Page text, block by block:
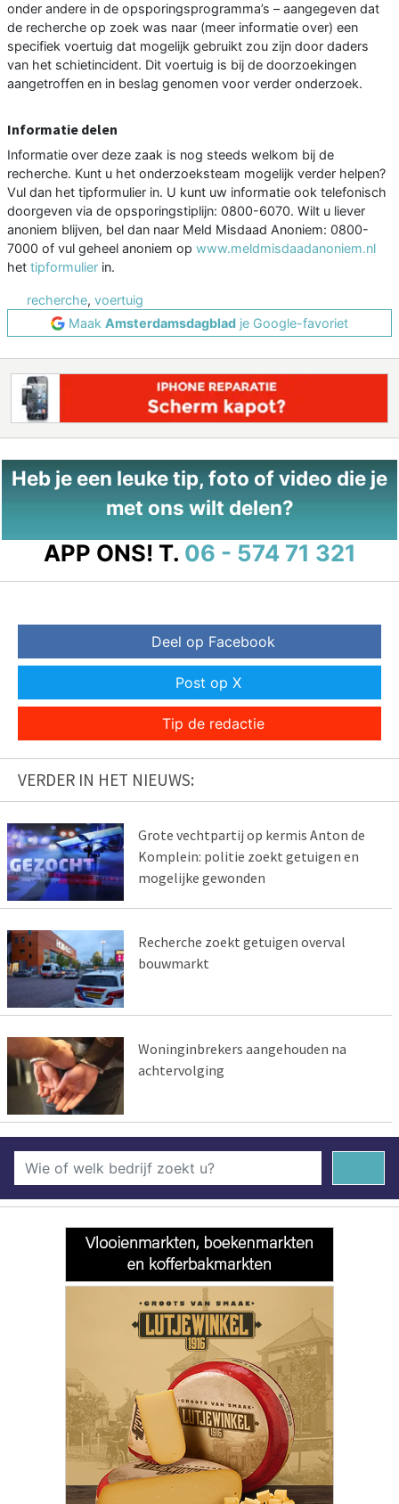
onder andere in de opsporingsprogramma’s – aangegeven dat
de recherche op zoek was naar (meer informatie over) een
specifiek voertuig dat mogelijk gebruikt zou zijn door daders
van het schietincident. Dit voertuig is bij de doorzoekingen
aangetroffen en in beslag genomen voor verder onderzoek.
Informatie delen
Informatie over deze zaak is nog steeds welkom bij de
recherche. Kunt u het onderzoeksteam mogelijk verder helpen?
Vul dan het tipformulier in. U kunt uw informatie ook telefonisch
doorgeven via de opsporingstiplijn: 0800-6070. Wilt u liever
anoniem blijven, bel dan naar Meld Misdaad Anoniem: 0800-
7000 of vul geheel anoniem op www.meldmisdaadanoniem.nl
het tipformulier in.
recherche, voertuig
Maak Amsterdamsdagblad je Google-favoriet
Heb je een leuke tip, foto of video die je
met ons wilt delen?
APP ONS! T. 06 - 574 71 321
Deel op Facebook
Post op X
Tip de redactie
VERDER IN HET NIEUWS:
Grote vechtpartij op kermis Anton de
Komplein: politie zoekt getuigen en
mogelijke gewonden
Recherche zoekt getuigen overval
bouwmarkt
Woninginbrekers aangehouden na
achtervolging